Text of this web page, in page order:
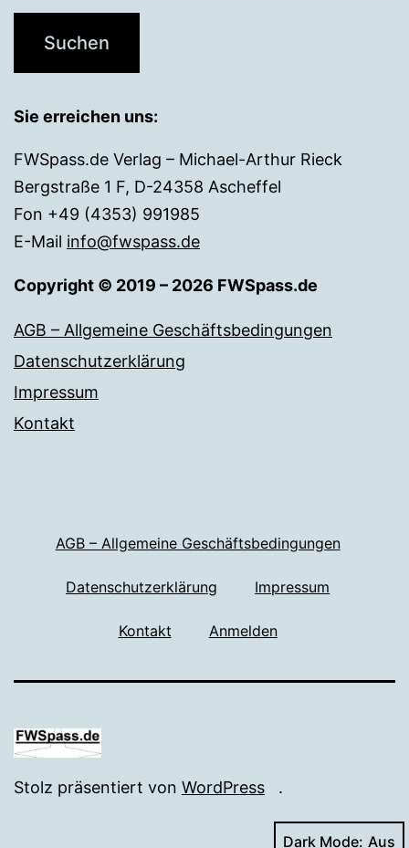
Sie erreichen uns:
FWSpass.de Verlag – Michael-Arthur Rieck
Bergstraße 1 F, D-24358 Ascheffel
Fon +49 (4353) 991985
E-Mail info@fwspass.de
Copyright © 2019 – 2026 FWSpass.de
AGB – Allgemeine Geschäftsbedingungen
Datenschutzerklärung
Impressum
Kontakt
AGB – Allgemeine Geschäftsbedingungen
Datenschutzerklärung Impressum
Kontakt Anmelden
Stolz präsentiert von WordPress .
Dark Mode: